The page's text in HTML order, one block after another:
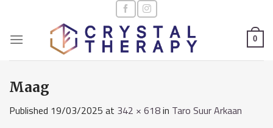
content
0
Maag
Published 19/03/2025 at 342 × 618in Taro Suur Arkaan